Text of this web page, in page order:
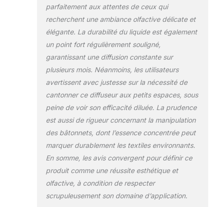
retournez les
bâtonnets de
roseau à l'envers
ou remplacez-les
par de nouveaux
polyvalent :
placez notre
diffuseur dans
différentes zones
de votre maison,
telles que le hall,
la salle de bain et
l'entrée, pour
ajouter un arôme
rafraîchissant et
accueillant à
chaque coin
Cadeau idéal :
parfaitement aux attentes de ceux qui
recherchent une ambiance olfactive délicate et
élégante. La durabilité du liquide est également
un point fort régulièrement souligné,
garantissant une diffusion constante sur
plusieurs mois. Néanmoins, les utilisateurs
avertissent avec justesse sur la nécessité de
cantonner ce diffuseur aux petits espaces, sous
peine de voir son efficacité diluée. La prudence
est aussi de rigueur concernant la manipulation
des bâtonnets, dont l’essence concentrée peut
marquer durablement les textiles environnants.
En somme, les avis convergent pour définir ce
produit comme une réussite esthétique et
olfactive, à condition de respecter
scrupuleusement son domaine d’application.